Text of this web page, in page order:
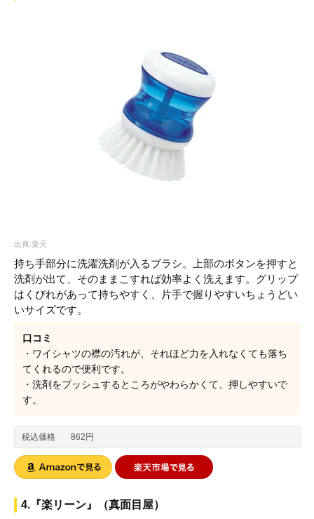
出典:楽天
持ち手部分に洗濯洗剤が入るブラシ。上部のボタンを押すと
洗剤が出て、そのままこすれば効率よく洗えます。グリップ
はくびれがあって持ちやすく、片手で握りやすいちょうどい
いサイズです。
口コミ
・ワイシャツの襟の汚れが、それほど力を入れなくても落ち
てくれるので便利です。
・洗剤をプッシュするところがやわらかくて、押しやすいで
す。
税込価格 862円
4.『楽リーン』（真面目屋）